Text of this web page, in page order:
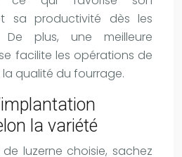
sa productivité dès les
De plus, une meilleure
facilite les opérations de
qualité du fourrage.
la variété
luzerne choisie, sachez